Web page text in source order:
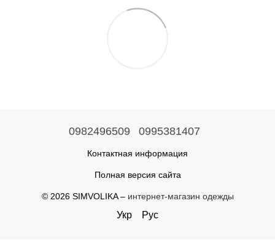
0982496509 0995381407
Контактная информация
Полная версия сайта
© 2026 SIMVOLIKA – интернет-магазин одежды
Укр Рус